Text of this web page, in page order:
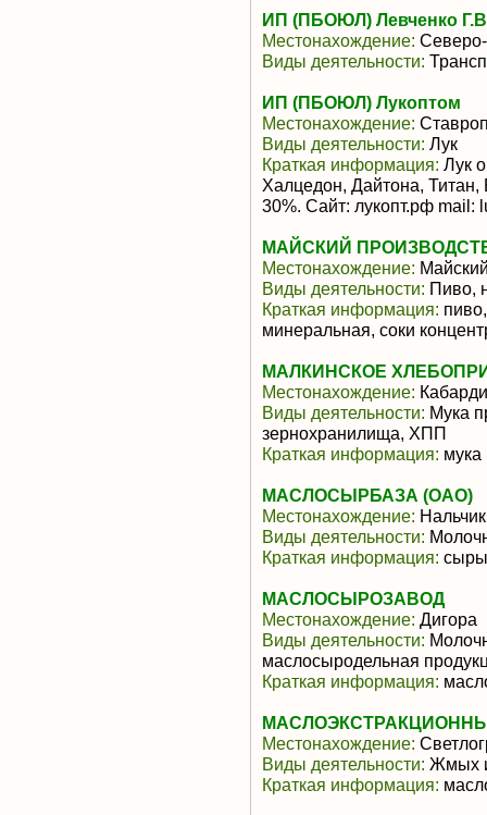
ИП (ПБОЮЛ) Левченко
Местонахождение:
Виды деятельности:
ИП (ПБОЮЛ) Лукоптом
Местонахождение:
Виды деятельности: Лук
Краткая информация: Лук
Халцедон, Дайтона, Титан,
30%. Сайт: лукопт.рф mail:
МАЙСКИЙ
Местонахождение:
Виды деятельности: Пиво,
Краткая информация:
минеральная, соки
МАЛКИНСКОЕ
Местонахождение:
Виды деятельности: Мука
зернохранилища, ХПП
Краткая информация:
МАСЛОСЫРБАЗА (ОАО)
Местонахождение: Нальчик
Виды деятельности:
Краткая информация:
МАСЛОСЫРОЗАВОД
Местонахождение: Дигора
Виды деятельности:
маслосыродельная
Краткая информация:
Местонахождение:
Виды деятельности: Жмых
Краткая информация: